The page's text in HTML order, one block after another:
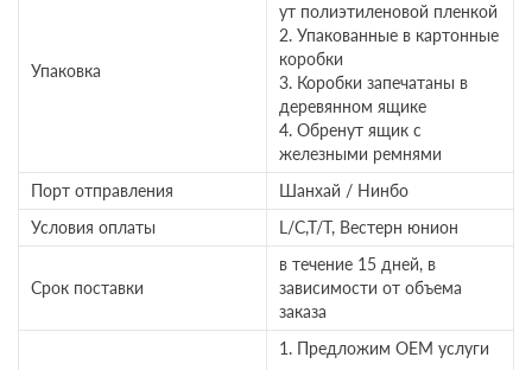
Упаковка
ут полиэтиленовой пленкой
2. Упакованные в картонные
коробки
3. Коробки запечатаны в
деревянном ящике
4. Обренут ящик с
железными ремнями
Порт отправления
Шанхай / Нинбо
Условия оплаты
L/C,T/T, Вестерн юнион
Срок поставки
в течение 15 дней, в
зависимости от объема
заказа
1. Предложим OEM услуги